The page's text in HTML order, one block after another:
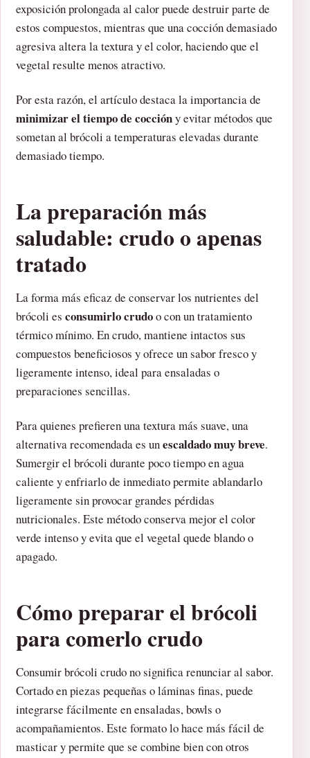
exposición prolongada al calor puede destruir parte de
estos compuestos, mientras que una cocción demasiado
agresiva altera la textura y el color, haciendo que el
vegetal resulte menos atractivo.
Por esta razón, el artículo destaca la importancia de
minimizar el tiempo de coccióny evitar métodos que
sometan al brócoli a temperaturas elevadas durante
demasiado tiempo.
La preparación más
saludable: crudo o apenas
tratado
La forma más eficaz de conservar los nutrientes del
brócoli es consumirlo crudoo con un tratamiento
térmico mínimo. En crudo, mantiene intactos sus
compuestos beneficiosos y ofrece un sabor fresco y
ligeramente intenso, ideal para ensaladas o
preparaciones sencillas.
Para quienes prefieren una textura más suave, una
alternativa recomendada es unescaldado muy breve.
Sumergir el brócoli durante poco tiempo en agua
caliente y enfriarlo de inmediato permite ablandarlo
ligeramente sin provocar grandes pérdidas
nutricionales. Este método conserva mejor el color
verde intenso y evita que el vegetal quede blando o
apagado.
Cómo preparar el brócoli
para comerlo crudo
Consumir brócoli crudo no significa renunciar al sabor.
Cortado en piezas pequeñas o láminas finas, puede
integrarse fácilmente en ensaladas, bowls o
acompañamientos. Este formato lo hace más fácil de
masticar y permite que se combine bien con otros